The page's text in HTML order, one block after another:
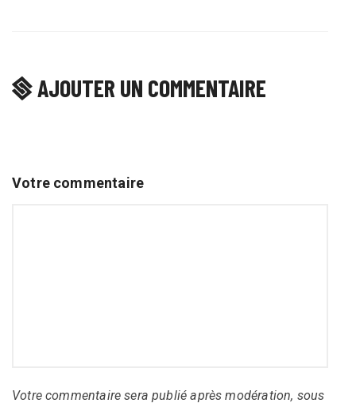
AJOUTER UN COMMENTAIRE
Votre commentaire
Votre commentaire sera publié après modération, sous